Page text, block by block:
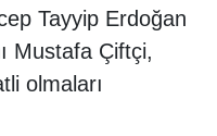
Tayyip Erdoğan
Mustafa Çiftçi,
olmaları